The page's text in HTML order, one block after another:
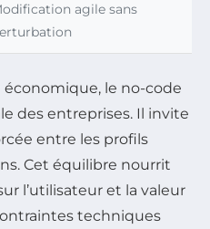
agile sans
le no-code
des entreprises. Il invite
entre les profils
Cet équilibre nourrit
l’utilisateur et la valeur
techniques